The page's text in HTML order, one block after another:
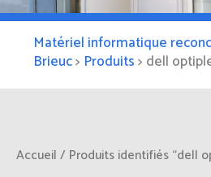
Matériel informatique
Brieuc> Produits> dell
Accueil / Produits identifiés “dell